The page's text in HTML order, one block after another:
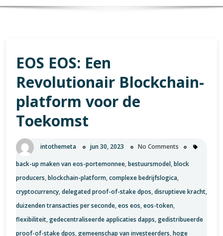
EOS EOS: Een
Revolutionair Blockchain-
platform voor de
Toekomst
intothemeta jun 30, 2023 No Comments
back-up maken van eos-portemonnee,bestuursmodel,block
producers,blockchain-platform,complexe bedrijfslogica,
cryptocurrency,delegated proof-of-stake dpos,disruptieve kracht,
duizenden transacties per seconde,eos eos,eos-token,
flexibiliteit,gedecentraliseerde applicaties dapps,gedistribueerde
proof-of-stake dpos,gemeenschap van investeerders,hoge